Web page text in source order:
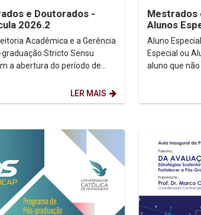
e Doutorados -
2026.2
Acadêmica e a Gerência
graduação Stricto Sensu
a abertura do período de
LER MAIS
Mestrados
Alunos
Ouvintes
Aluno Especial e
Especial ou
aluno que
Mestrado/